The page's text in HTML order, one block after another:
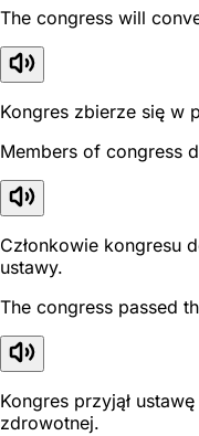
The congress will
Kongres zbierze się w
Members of congress
Członkowie kongresu
ustawy.
The congress passed
Kongres przyjął
zdrowotnej.